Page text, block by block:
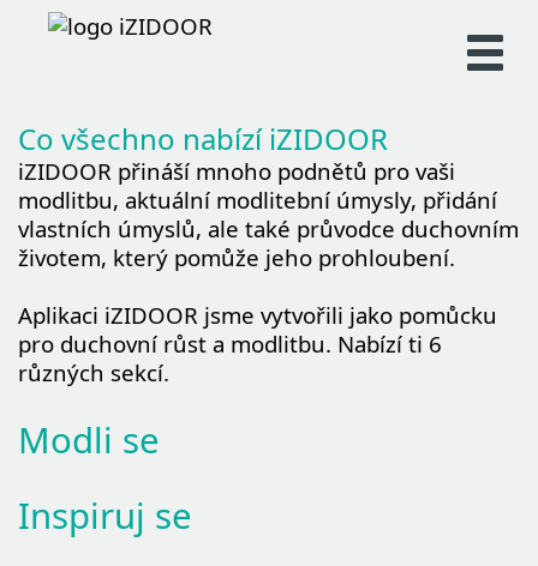
Co všechno nabízí iZIDOOR
iZIDOOR přináší mnoho podnětů pro vaši
modlitbu, aktuální modlitební úmysly, přidání
vlastních úmyslů, ale také průvodce duchovním
životem, který pomůže jeho prohloubení.
Aplikaci iZIDOOR jsme vytvořili jako pomůcku
pro duchovní růst a modlitbu. Nabízí ti 6
různých sekcí.
Modli se
Inspiruj se